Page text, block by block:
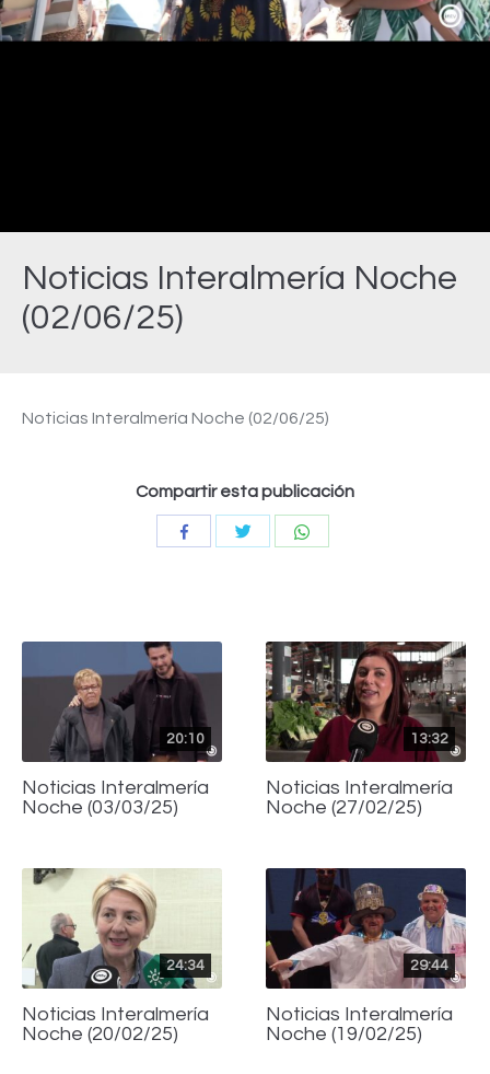
Noticias Interalmería Noche
(02/06/25)
Video
Noticias Interalmería Noche (02/06/25)
Compartir esta publicación
CompartirCompartir
20:10
Noticias Interalmería
Noche (03/03/25)
13:32
Noticias Interalmería
Noche (27/02/25)
24:34
Noticias Interalmería
Noche (20/02/25)
29:44
Noticias Interalmería
Noche (19/02/25)